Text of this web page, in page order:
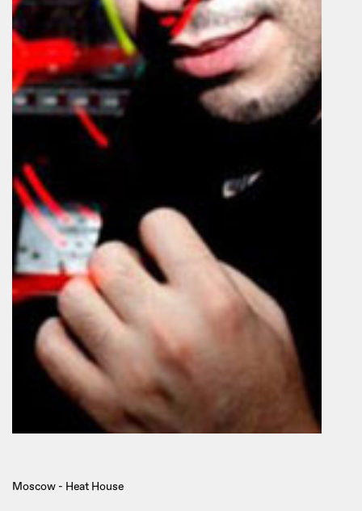
Moscow - Heat House